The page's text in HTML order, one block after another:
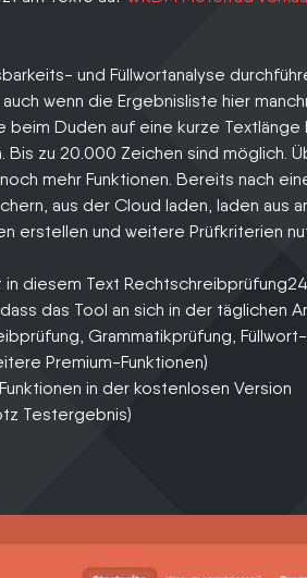
und Füllwortanalyse
wenn die Ergebnisliste hier
beim Duden auf eine kurze
Bis zu 20.000 Zeichen sind möglich.
mehr Funktionen. Bereits nach
aus der Cloud laden, laden aus
erstellen und weitere Prüfkriterien
in diesem Text
das Tool an sich in der täglichen
Grammatikprüfung,
Premium-Funktionen)
in der kostenlosen Version
Testergebnis)